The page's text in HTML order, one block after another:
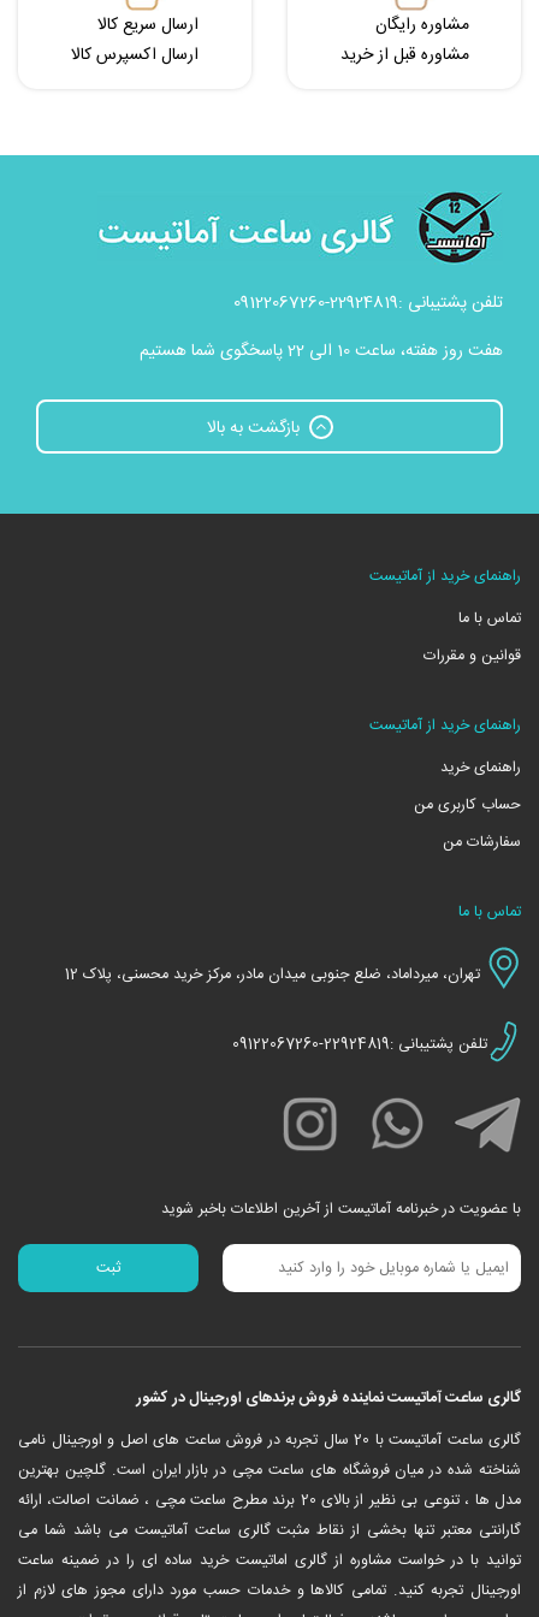
مشاوره رایگان
مشاوره قبل از خرید
ارسال سریع کالا
ارسال اکسپرس کالا
تلفن پشتیبانی :22924819-09122067260
هفت روز هفته، ساعت 10 الی 22 پاسخگوی شما هستیم
بازگشت به بالا
راهنمای خرید از آماتیست
تماس با ما
قوانین و مقررات
راهنمای خرید از آماتیست
راهنمای خرید
حساب کاربری من
سفارشات من
تماس با ما
تهران، میرداماد، ضلع جنوبی میدان مادر، مرکز خرید محسنی، پلاک 12
تلفن پشتیبانی :22924819-09122067260
با عضویت در خبرنامه آماتیست از آخرین اطلاعات باخبر شوید
گالری ساعت آماتیست نماینده فروش برندهای اورجینال در کشور
‎گالری ساعت آماتیست با 20 سال تجربه در فروش ساعت های اصل و اورجینال نامی
شناخته شده در میان فروشگاه های ساعت مچی در بازار ایران است. گلچین بهترین
مدل ها ، تنوعی بی نظیر از بالای 20 برند مطرح ساعت مچی ، ضمانت اصالت، ارائه
گارانتی معتبر تنها بخشی از نقاط مثبت گالری ساعت آماتیست می باشد شما می
توانید با در خواست مشاوره از گالری اماتیست خرید ساده ای را در ضمینه ساعت
اورجینال تجربه کنید. تمامی کالاها و خدمات حسب مورد دارای مجوز های لازم از